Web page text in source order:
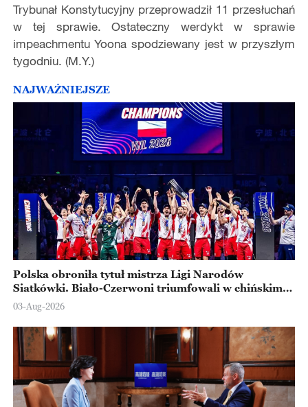
Trybunał Konstytucyjny przeprowadził 11 przesłuchań
w tej sprawie. Ostateczny werdykt w sprawie
impeachmentu Yoona spodziewany jest w przyszłym
tygodniu. (M.Y.)
NAJWAŻNIEJSZE
Polska obroniła tytuł mistrza Ligi Narodów
Siatkówki. Biało-Czerwoni triumfowali w chińskim
Ningbo
03-Aug-2026